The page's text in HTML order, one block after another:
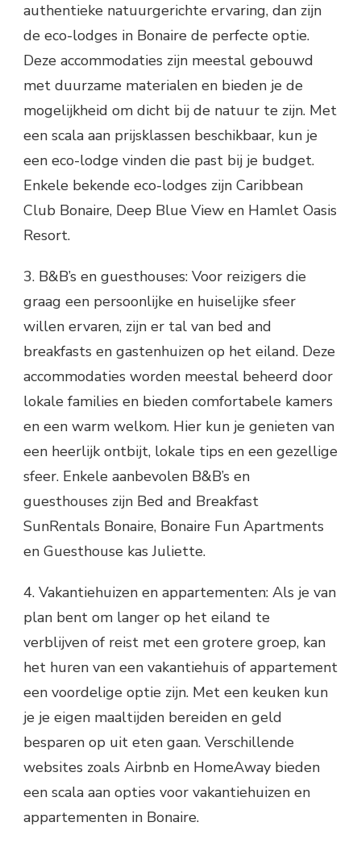
authentieke natuurgerichte ervaring, dan zijn
de eco-lodges in Bonaire de perfecte optie.
Deze accommodaties zijn meestal gebouwd
met duurzame materialen en bieden je de
mogelijkheid om dicht bij de natuur te zijn. Met
een scala aan prijsklassen beschikbaar, kun je
een eco-lodge vinden die past bij je budget.
Enkele bekende eco-lodges zijn Caribbean
Club Bonaire, Deep Blue View en Hamlet Oasis
Resort.
3. B&B’s en guesthouses: Voor reizigers die
graag een persoonlijke en huiselijke sfeer
willen ervaren, zijn er tal van bed and
breakfasts en gastenhuizen op het eiland. Deze
accommodaties worden meestal beheerd door
lokale families en bieden comfortabele kamers
en een warm welkom. Hier kun je genieten van
een heerlijk ontbijt, lokale tips en een gezellige
sfeer. Enkele aanbevolen B&B’s en
guesthouses zijn Bed and Breakfast
SunRentals Bonaire, Bonaire Fun Apartments
en Guesthouse kas Juliette.
4. Vakantiehuizen en appartementen: Als je van
plan bent om langer op het eiland te
verblijven of reist met een grotere groep, kan
het huren van een vakantiehuis of appartement
een voordelige optie zijn. Met een keuken kun
je je eigen maaltijden bereiden en geld
besparen op uit eten gaan. Verschillende
websites zoals Airbnb en HomeAway bieden
een scala aan opties voor vakantiehuizen en
appartementen in Bonaire.